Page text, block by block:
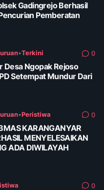
Gadingrejo Berhasil
Pemberatan
•Terkini 0
Desa Ngopak Rejoso
Setempat Mundur Dari
•Peristiwa 0
KARANGANYAR
MENYELESAIKAN
ADA DIWILAYAH
0